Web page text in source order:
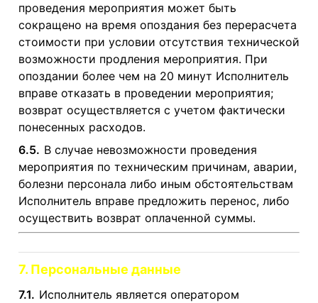
проведения мероприятия может быть
сокращено на время опоздания без перерасчета
стоимости при условии отсутствия технической
возможности продления мероприятия. При
опоздании более чем на 20 минут Исполнитель
вправе отказать в проведении мероприятия;
возврат осуществляется с учетом фактически
понесенных расходов.
6.5. В случае невозможности проведения
мероприятия по техническим причинам, аварии,
болезни персонала либо иным обстоятельствам
Исполнитель вправе предложить перенос, либо
осуществить возврат оплаченной суммы.
7. Персональные данные
7.1. Исполнитель является оператором